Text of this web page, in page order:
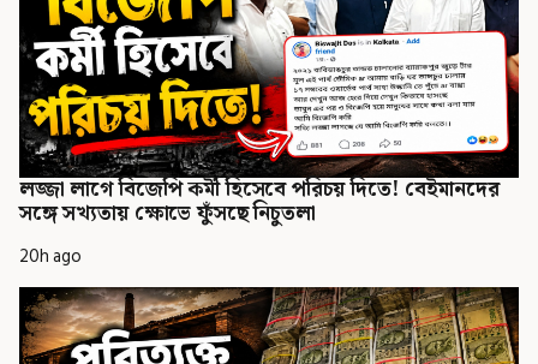
লজ্জা লাগে বিজেপি কর্মী হিসেবে পরিচয় দিতে! বেইমানদের
সঙ্গে সখ্যতায় ক্ষোভে ফুঁসছে নিচুতলা
20h ago